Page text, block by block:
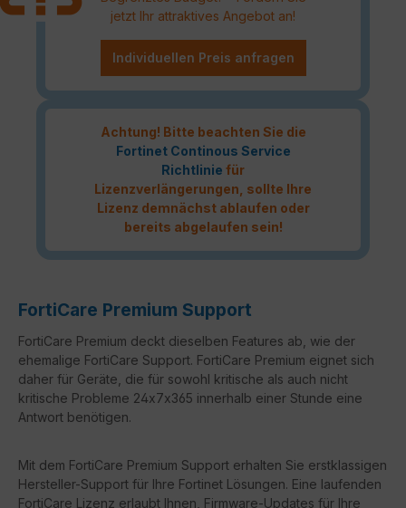
jetzt Ihr attraktives Angebot an!
Individuellen Preis anfragen
Achtung! Bitte beachten Sie die
Fortinet Continous Service
Richtlinie für
Lizenzverlängerungen, sollte Ihre
Lizenz demnächst ablaufen oder
bereits abgelaufen sein!
FortiCare Premium Support
FortiCare Premium deckt dieselben Features ab, wie der
ehemalige FortiCare Support. FortiCare Premium eignet sich
daher für Geräte, die für sowohl kritische als auch nicht
kritische Probleme 24x7x365 innerhalb einer Stunde eine
Antwort benötigen.
Mit dem FortiCare Premium Support erhalten Sie erstklassigen
Hersteller-Support für Ihre Fortinet Lösungen. Eine laufenden
FortiCare Lizenz erlaubt Ihnen, Firmware-Updates für Ihre